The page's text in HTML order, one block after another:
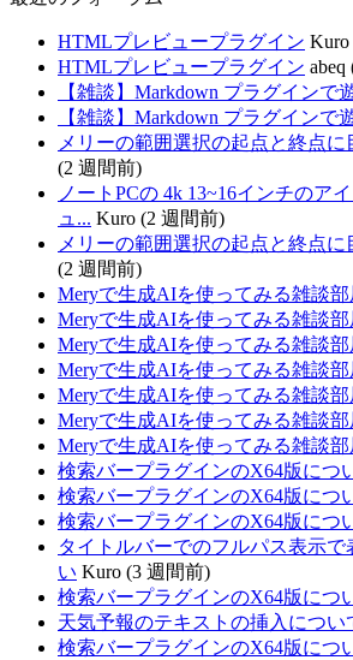
HTMLプレビュープラグイン
HTMLプレビュープラグイン
【雑談】Markdown プラグインで
【雑談】Markdown プラグインで
メリーの範囲選択の起点と終点に
(2 週間前)
ノートPCの 4k 13~16インチのア
ュ... Kuro (2 週間前)
メリーの範囲選択の起点と終点に
(2 週間前)
Meryで生成AIを使ってみる雑談部
Meryで生成AIを使ってみる雑談部
Meryで生成AIを使ってみる雑談部
Meryで生成AIを使ってみる雑談部
Meryで生成AIを使ってみる雑談部
Meryで生成AIを使ってみる雑談部
Meryで生成AIを使ってみる雑談部
検索バープラグインのX64版につ
検索バープラグインのX64版につ
検索バープラグインのX64版につ
タイトルバーでのフルパス表示で
い Kuro (3 週間前)
検索バープラグインのX64版につ
天気予報のテキストの挿入につい
検索バープラグインのX64版につ